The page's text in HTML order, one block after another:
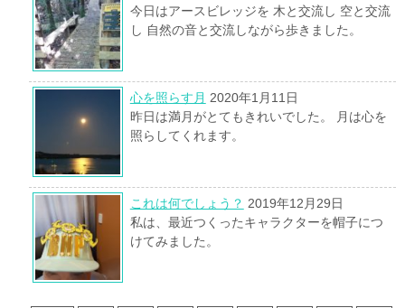
今日はアースビレッジを 木と交流し 空と交流
し 自然の音と交流しながら歩きました。
心を照らす月 2020年1月11日
昨日は満月がとてもきれいでした。 月は心を
照らしてくれます。
これは何でしょう？ 2019年12月29日
私は、最近つくったキャラクターを帽子につ
けてみました。